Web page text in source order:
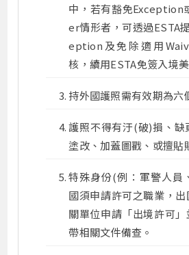
中，若有豁免Exception
er情形者，可透過ESTA
eption及免除適用
核，續用ESTA免簽入境美
持外國護照需有效期為六
護照不得有汙(破)損、缺
塗改、加蓋圖戳、或擅貼
特殊身份(例：軍警人員
國須申請許可之職業，
關單位申請「出境許可
帶相關文件備查。